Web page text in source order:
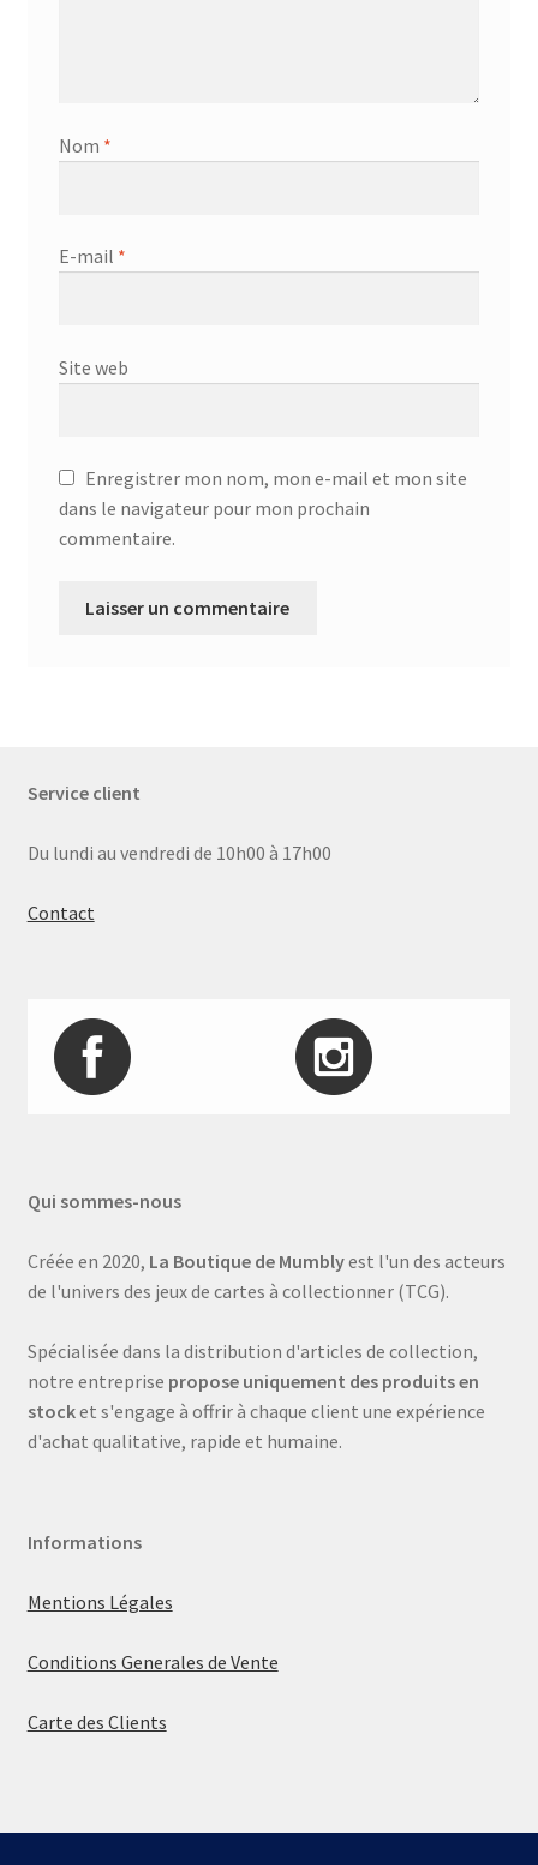
Nom *
E-mail *
Site web
Enregistrer mon nom, mon e-mail et mon site
dans le navigateur pour mon prochain
commentaire.
Service client
Du lundi au vendredi de 10h00 à 17h00
Contact
Qui sommes-nous
Créée en 2020, La Boutique de Mumblyest l'un des acteurs
de l'univers des jeux de cartes à collectionner (TCG).
Spécialisée dans la distribution d'articles de collection,
notre entreprise propose uniquement des produits en
stocket s'engage à offrir à chaque client une expérience
d'achat qualitative, rapide et humaine.
Informations
Mentions Légales
Conditions Generales de Vente
Carte des Clients